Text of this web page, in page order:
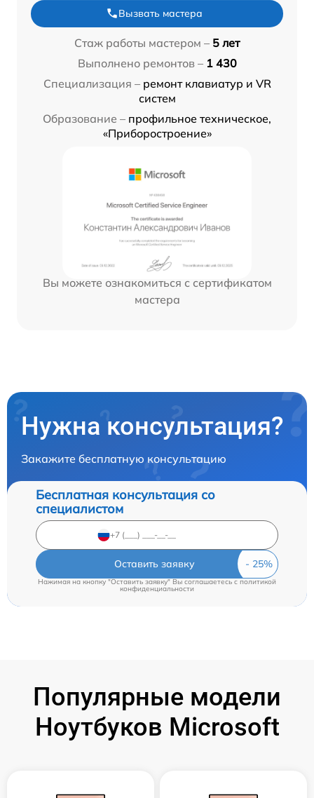
Вызвать мастера
Стаж работы мастером – 5 лет
Выполнено ремонтов – 1 430
Специализация – ремонт клавиатур и VR
систем
Образование – профильное техническое,
«Приборостроение»
Вы можете ознакомиться с сертификатом
мастера
Нужна консультация?
Закажите бесплатную консультацию
Бесплатная консультация со
специалистом
Оставить заявку
Нажимая на кнопку "Оставить заявку" Вы соглашаетесь cполитикой
конфиденциальности
Популярные модели
Ноутбуков Microsoft